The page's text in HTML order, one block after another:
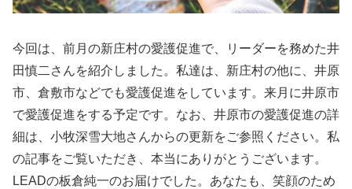
今回は、前月の新庄村の愛護促進で、リーダーを務めた井
田慎二さんを紹介しました。私達は、新庄村の他に、井原
市、倉敷市などでも愛護促進をしています。来月に井原市
で愛護促進をする予定です。なお、井原市の愛護促進の詳
細は、小牧深雪大地さんからの更新をご参照ください。私
の記事をご覧いただき、本当にありがとうございます。
LEADの板倉純一のお届けでした。あなたも、笑顔のため